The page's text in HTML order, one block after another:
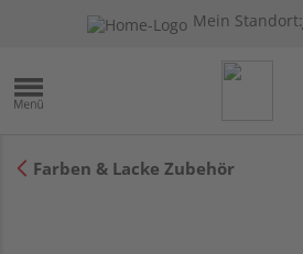
Mein Standort:
Farben & Lacke Zubehör